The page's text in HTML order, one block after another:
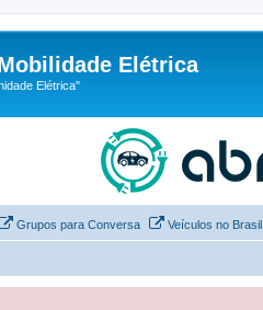
Elétrica
Elétrica"
Grupos para Conversa Veículos no Brasil